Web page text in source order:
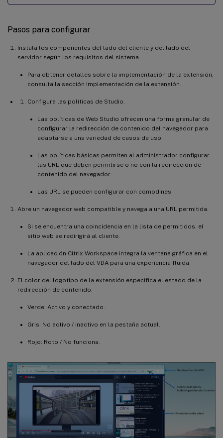
Pasos para configurar
Instala los componentes del lado del cliente y del lado del
servidor según los requisitos del sistema.
Para obtener detalles sobre la implementación de la extensión,
consulta la sección Implementación de la extensión.
Configura las políticas de Studio.
Las políticas de Web Studio ofrecen una forma granular de
configurar la redirección de contenido del navegador para
adaptarse a una variedad de casos de uso.
Las políticas básicas permiten al administrador configurar
las URL que deben permitirse o no con la redirección de
contenido del navegador.
Las URL se pueden configurar con comodines.
Abre un navegador web compatible y navega a una URL permitida.
Si se encuentra una coincidencia en la lista de permitidos, el
sitio web se redirigirá al cliente.
La aplicación Citrix Workspace integra la ventana gráfica en el
navegador del lado del VDA para una experiencia fluida.
El color del logotipo de la extensión especifica el estado de la
redirección de contenido.
Verde: Activo y conectado.
Gris: No activo / inactivo en la pestaña actual.
Rojo: Roto / No funciona.